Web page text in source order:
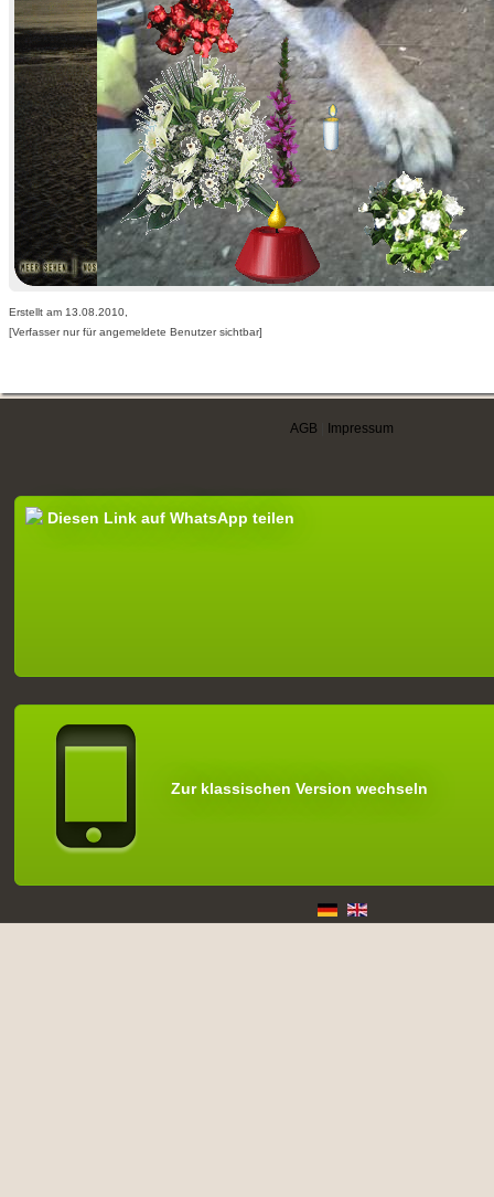
Erstellt am 13.08.2010,
[Verfasser nur für angemeldete Benutzer sichtbar]
AGB Impressum
Diesen Link auf WhatsApp teilen
Zur klassischen Version wechseln